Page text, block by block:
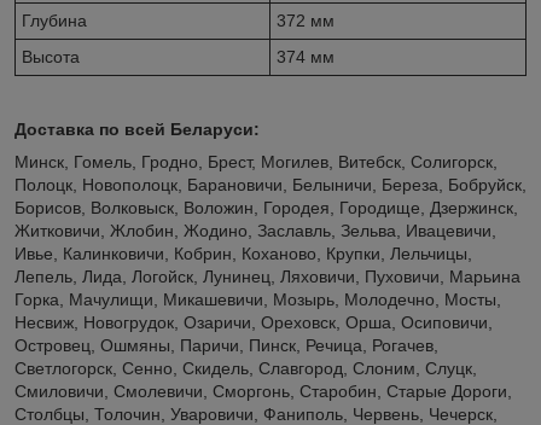
Глубина
372 мм
Высота
374 мм
Доставка по всей Беларуси:
Минск, Гомель, Гродно, Брест, Могилев, Витебск, Солигорск,
Полоцк, Новополоцк, Барановичи, Белыничи, Береза, Бобруйск,
Борисов, Волковыск, Воложин, Городея, Городище, Дзержинск,
Житковичи, Жлобин, Жодино, Заславль, Зельва, Ивацевичи,
Ивье, Калинковичи, Кобрин, Коханово, Крупки, Лельчицы,
Лепель, Лида, Логойск, Лунинец, Ляховичи, Пуховичи, Марьина
Горка, Мачулищи, Микашевичи, Мозырь, Молодечно, Мосты,
Несвиж, Новогрудок, Озаричи, Ореховск, Орша, Осиповичи,
Островец, Ошмяны, Паричи, Пинск, Речица, Рогачев,
Светлогорск, Сенно, Скидель, Славгород, Слоним, Слуцк,
Смиловичи, Смолевичи, Сморгонь, Старобин, Старые Дороги,
Столбцы, Толочин, Уваровичи, Фаниполь, Червень, Чечерск,